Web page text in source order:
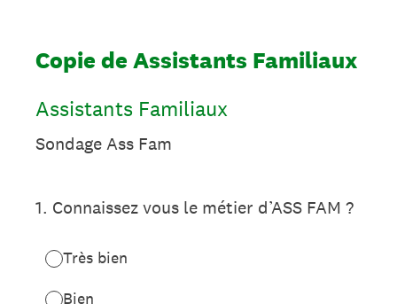
Copie de Assistants Familiaux
Assistants Familiaux
Sondage Ass Fam
1. Connaissez vous le métier d’ASS FAM ?
Très bien
Bien